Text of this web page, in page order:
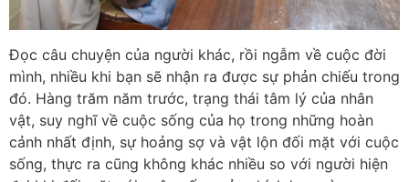
Đọc câu chuyện của người khác, rồi ngẫm về cuộc đời
mình, nhiều khi bạn sẽ nhận ra được sự phản chiếu trong
đó. Hàng trăm năm trước, trạng thái tâm lý của nhân
vật, suy nghĩ về cuộc sống của họ trong những hoàn
cảnh nhất định, sự hoảng sợ và vật lộn đối mặt với cuộc
sống, thực ra cũng không khác nhiều so với người hiện